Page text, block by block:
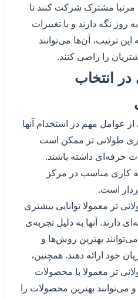
مرتبا مشترک شرکت کنند تا
نگه دارند و با تغییرات
ترتیب، آن‌ها می‌توانند
را راضی کنند.
انتخاب
عوامل مهم در استخدام آنها
طولانی تر ممکن است
حرفه‌ای داشته باشند.
کاری مناسب در مرکز
است.
تر معمولا توانایی بیشتری
دارند. آنها به دلیل تجربه‌ی
بهترین روش‌ها و
خود ارائه دهند. همچنین،
تر معمولا با محصولات
می‌توانند بهترین محصولات را